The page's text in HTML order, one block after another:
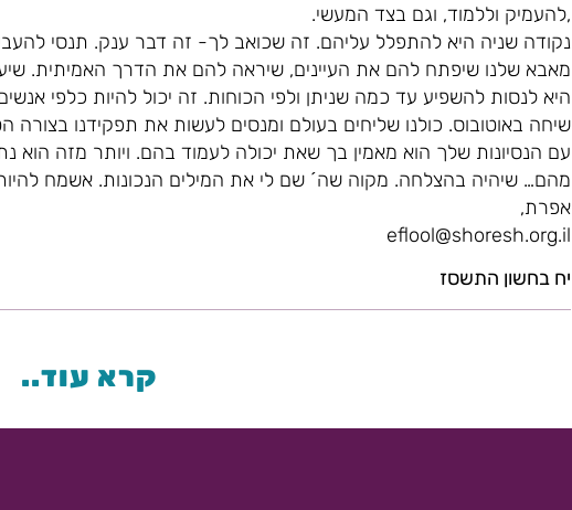
,להעמיק וללמוד, וגם בצד המעשי.
נקודה שניה היא להתפלל עליהם. זה שכואב לך- זה דבר ענק. תנסי
מאבא שלנו שיפתח להם את העיינים, שיראה להם את הדרך האמיתית.
היא לנסות להשפיע עד כמה שניתן ולפי הכוחות. זה יכול להיות כלפי
שיחה באוטובוס. כולנו שליחים בעולם ומנסים לעשות את תפקידנו
עם הנסיונות שלך הוא מאמין בך שאת יכולה לעמוד בהם. ויותר מזה הוא
מהם… שיהיה בהצלחה. מקוה שה´ שם לי את המילים הנכונות. אשמח
אפרת,
eflool@shoresh.org.il
יח בחשון התשסז
קרא עוד..